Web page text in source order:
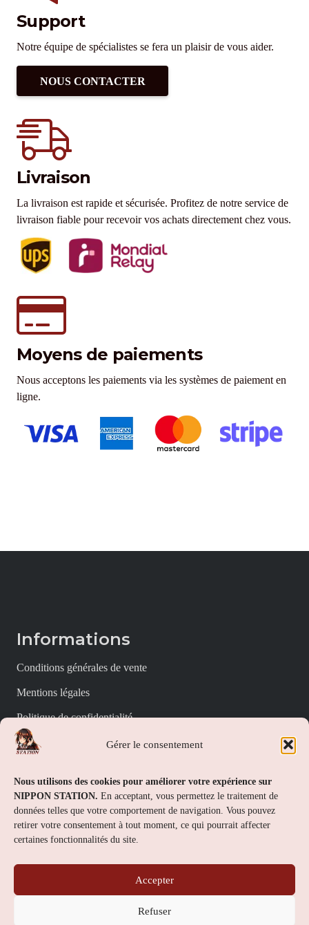
Gérer le consentement
Nous utilisons des cookies pour améliorer votre expérience sur
NIPPON STATION. En acceptant, vous permettez le traitement de
données telles que votre comportement de navigation. Vous pouvez
retirer votre consentement à tout moment, ce qui pourrait affecter
certaines fonctionnalités du site.
Accepter
Refuser
Support
Notre équipe de spécialistes se fera un plaisir de vous aider.
NOUS CONTACTER
Livraison
La livraison est rapide et sécurisée. Profitez de notre service de
livraison fiable pour recevoir vos achats directement chez vous.
Moyens de paiements
Nous acceptons les paiements via les systèmes de paiement en
ligne.
Informations
Conditions générales de vente
Mentions légales
Politique de confidentialité
Politique de cookies (UE)
Nippon Station
À propos
FAQs
Contact